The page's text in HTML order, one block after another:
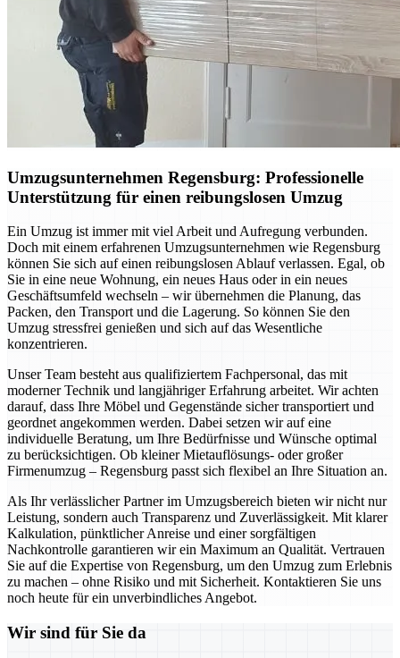
Umzugsunternehmen Regensburg: Professionelle
Unterstützung für einen reibungslosen Umzug
Ein Umzug ist immer mit viel Arbeit und Aufregung verbunden.
Doch mit einem erfahrenen Umzugsunternehmen wie Regensburg
können Sie sich auf einen reibungslosen Ablauf verlassen. Egal, ob
Sie in eine neue Wohnung, ein neues Haus oder in ein neues
Geschäftsumfeld wechseln – wir übernehmen die Planung, das
Packen, den Transport und die Lagerung. So können Sie den
Umzug stressfrei genießen und sich auf das Wesentliche
konzentrieren.
Unser Team besteht aus qualifiziertem Fachpersonal, das mit
moderner Technik und langjähriger Erfahrung arbeitet. Wir achten
darauf, dass Ihre Möbel und Gegenstände sicher transportiert und
geordnet angekommen werden. Dabei setzen wir auf eine
individuelle Beratung, um Ihre Bedürfnisse und Wünsche optimal
zu berücksichtigen. Ob kleiner Mietauflösungs- oder großer
Firmenumzug – Regensburg passt sich flexibel an Ihre Situation an.
Als Ihr verlässlicher Partner im Umzugsbereich bieten wir nicht nur
Leistung, sondern auch Transparenz und Zuverlässigkeit. Mit klarer
Kalkulation, pünktlicher Anreise und einer sorgfältigen
Nachkontrolle garantieren wir ein Maximum an Qualität. Vertrauen
Sie auf die Expertise von Regensburg, um den Umzug zum Erlebnis
zu machen – ohne Risiko und mit Sicherheit. Kontaktieren Sie uns
noch heute für ein unverbindliches Angebot.
Wir sind für Sie da